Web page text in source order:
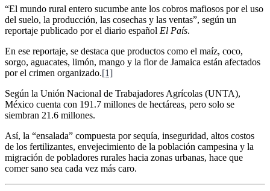
“El mundo rural entero sucumbe ante los cobros mafiosos por el uso
del suelo, la producción, las cosechas y las ventas”, según un
reportaje publicado por el diario español El País.
En ese reportaje, se destaca que productos como el maíz, coco,
sorgo, aguacates, limón, mango y la flor de Jamaica están afectados
por el crimen organizado.[1]
Según la Unión Nacional de Trabajadores Agrícolas (UNTA),
México cuenta con 191.7 millones de hectáreas, pero solo se
siembran 21.6 millones.
Así, la “ensalada” compuesta por sequía, inseguridad, altos costos
de los fertilizantes, envejecimiento de la población campesina y la
migración de pobladores rurales hacia zonas urbanas, hace que
comer sano sea cada vez más caro.